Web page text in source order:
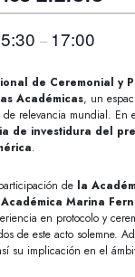
– 17:00
de Ceremonial y
Académicas, un
relevancia mundial. En
de investidura del
.
de la
Marina
en protocolo y
de este acto solemne.
su implicación en el